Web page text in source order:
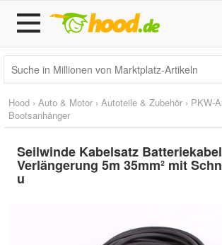
Hood › Auto & Motor › Autoteile & Zubehör › PKW-
Bootsanhänger
Seilwinde Kabelsatz Batteriekabel
Verlängerung 5m 35mm² mit
u